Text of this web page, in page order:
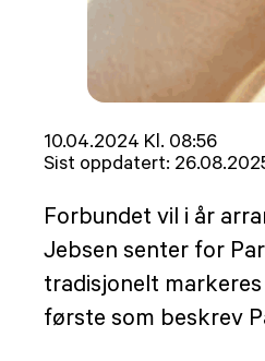
Lagt
ut
10.04.2024 Kl. 08:56
Sist oppdatert:
Forbundet vil i år
Jebsen senter for
tradisjonelt
første som beskrev